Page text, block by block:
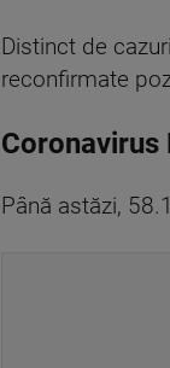
Distinct de
reconfirmate
Coronavirus
Până astăzi,